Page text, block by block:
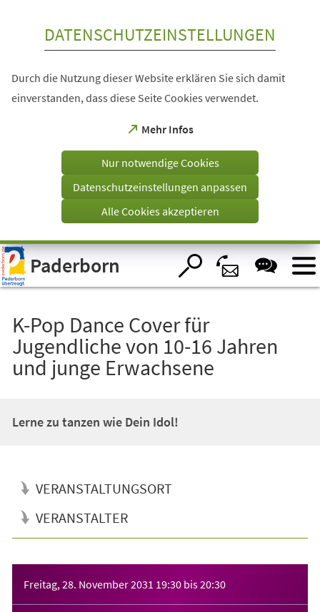
Visuelle
Assistenzsoftware
öffnen.
DATENSCHUTZEINSTELLUNGEN
Durch die Nutzung dieser Website erklären Sie sich damit
einverstanden, dass diese Seite Cookies verwendet.
Mehr Infos
(Öffnet
einem
Tab)
Nur notwendige Cookies
Datenschutzeinstellungen anpassen
Alle Cookies akzeptieren
Paderborn
K-Pop Dance Cover für
Jugendliche von 10-16 Jahren
und junge Erwachsene
Lerne zu tanzen wie Dein Idol!
VERANSTALTUNGSORT
VERANSTALTER
Freitag, 28. November 2031 19:30 bis20:30